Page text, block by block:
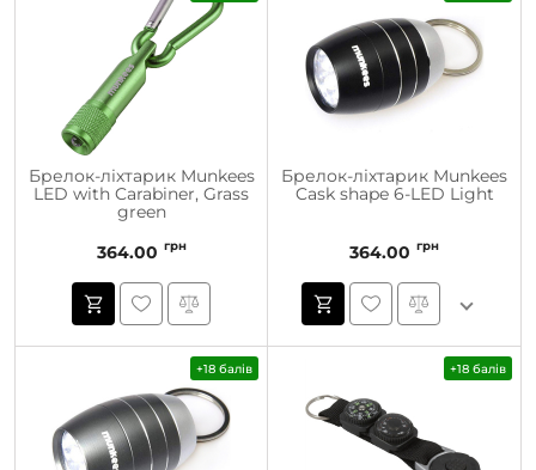
Брелок-ліхтарик Munkees
LED with Carabiner, Grass
green
364.00 грн
Брелок-ліхтарик Munkees
Cask shape 6-LED Light
364.00 грн
+18 балів +18 балів